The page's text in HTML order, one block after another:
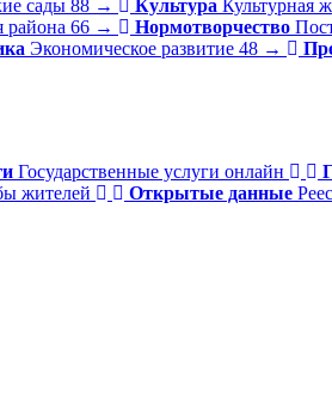
сады 88 → Культура Культурная
района 66 → Нормотворчество
Экономическое развитие 48 →
Государственные услуги онлайн
жителей Открытые данные